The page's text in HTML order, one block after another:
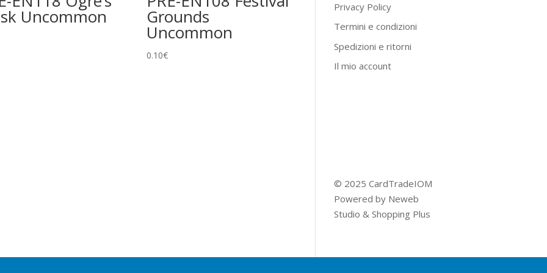
equivalenti a rarità inferiore.
Uncommon Grounds
Uncommon
0.10€
Privacy Policy
Termini e condizioni
Spedizioni e ritorni
Il mio account
© 2025 CardTradeIOM
Powered by Neweb
Studio & Shopping Plus